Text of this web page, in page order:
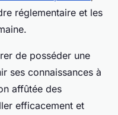
réglementaire et les
de posséder une
ses connaissances à
affûtée des
efficacement et